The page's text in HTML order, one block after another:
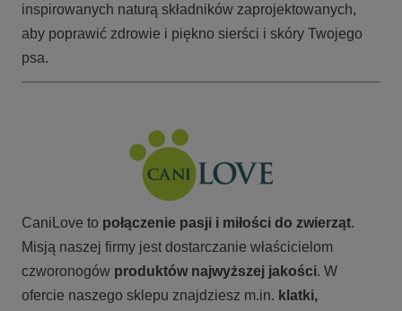
inspirowanych naturą składników zaprojektowanych,
aby poprawić zdrowie i piękno sierści i skóry Twojego
psa.
CaniLove to połączenie pasji i miłości do zwierząt.
Misją naszej firmy jest dostarczanie właścicielom
czworonogów produktów najwyższej jakości. W
ofercie naszego sklepu znajdziesz m.in. klatki,